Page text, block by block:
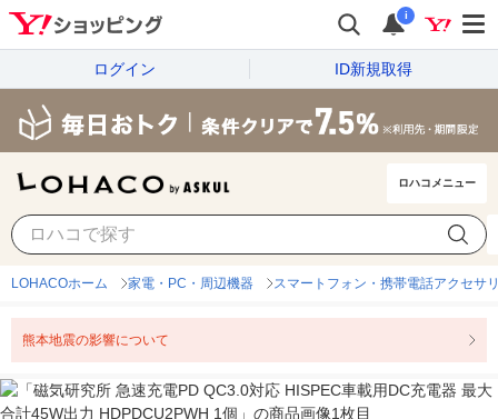
i
ログイン ID新規取得
ロハコメニュー
LOHACOホーム 家電・PC・周辺機器 スマートフォン・携帯電話アクセサ
熊本地震の影響について